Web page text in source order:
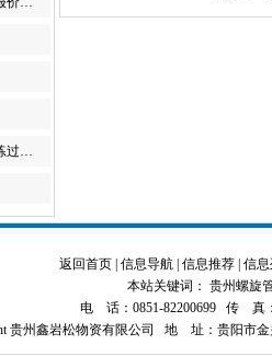
过…
返回首页 信息导航 信息推荐 信
本站关键词： 贵州螺旋
电 话：0851-82200699 传 真：
贵州鑫岩松物资有限公司 地 址：贵阳市